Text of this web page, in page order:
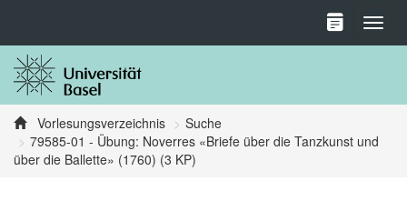
Vorlesungsverzeichnis
Suche
79585-01 - Übung: Noverres «Briefe über die Tanzkunst und
über die Ballette» (1760) (3 KP)